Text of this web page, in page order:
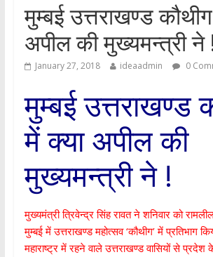
मुम्बई उत्तराखण्ड
अपील की मुख्यमन्त्री ने
January 27, 2018 ideaadmin 0
मुम्बई उत्तराखण्ड
में क्या अपील की
मुख्यमन्त्री ने !
मुख्यमंत्री त्रिवेन्द्र सिंह रावत ने शनिवार को
मुम्बई में उत्तराखण्ड महोत्सव ‘कौथीग’ में प्रतिभाग
महाराष्ट्र में रहने वाले उत्तराखण्ड वासियों से